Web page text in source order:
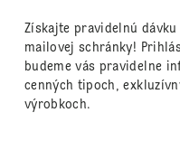
Získajte pravidelnú
mailovej schránky!
budeme vás pravidelne
cenných tipoch,
výrobkoch.